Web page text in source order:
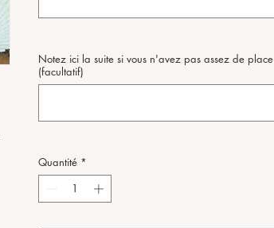
Notez ici la suite si vous n'avez pas assez de place
(facultatif)
Quantité *